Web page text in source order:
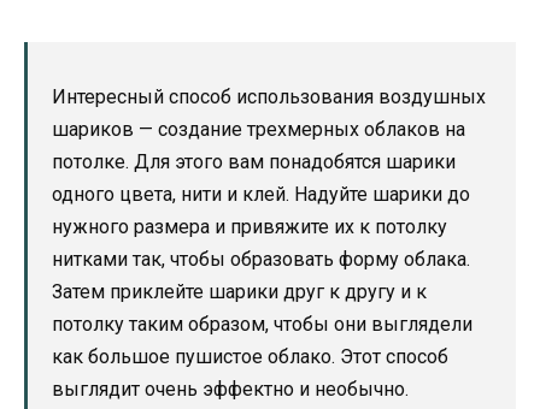
Интересный способ использования воздушных
шариков — создание трехмерных облаков на
потолке. Для этого вам понадобятся шарики
одного цвета, нити и клей. Надуйте шарики до
нужного размера и привяжите их к потолку
нитками так, чтобы образовать форму облака.
Затем приклейте шарики друг к другу и к
потолку таким образом, чтобы они выглядели
как большое пушистое облако. Этот способ
выглядит очень эффектно и необычно.